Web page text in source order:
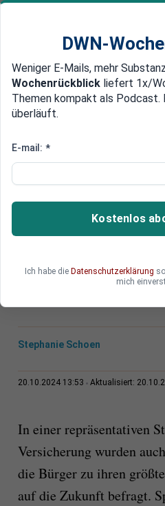
Newsticker MEIN DWN:
Edelmetalle DWN-
Die größten
In einer aktuellen Studie
wurden wieder die
Deutschen untersucht.
vor einer Überforderung
Stephanie Schoen
20.10.2024 13:53 Aktualisiert:
In einer repräsentativen
Versicherung wurden
die Bürger zu ihren
auf die Zukunft befragt.
DWN-
Weniger E-Mails, mehr
Wochenrückblick liefert 1x/
Themen kompakt als Podcast.
überläuft.
E-mail: *
Kostenlos
Ich habe die Datenschutzerklärung
mich